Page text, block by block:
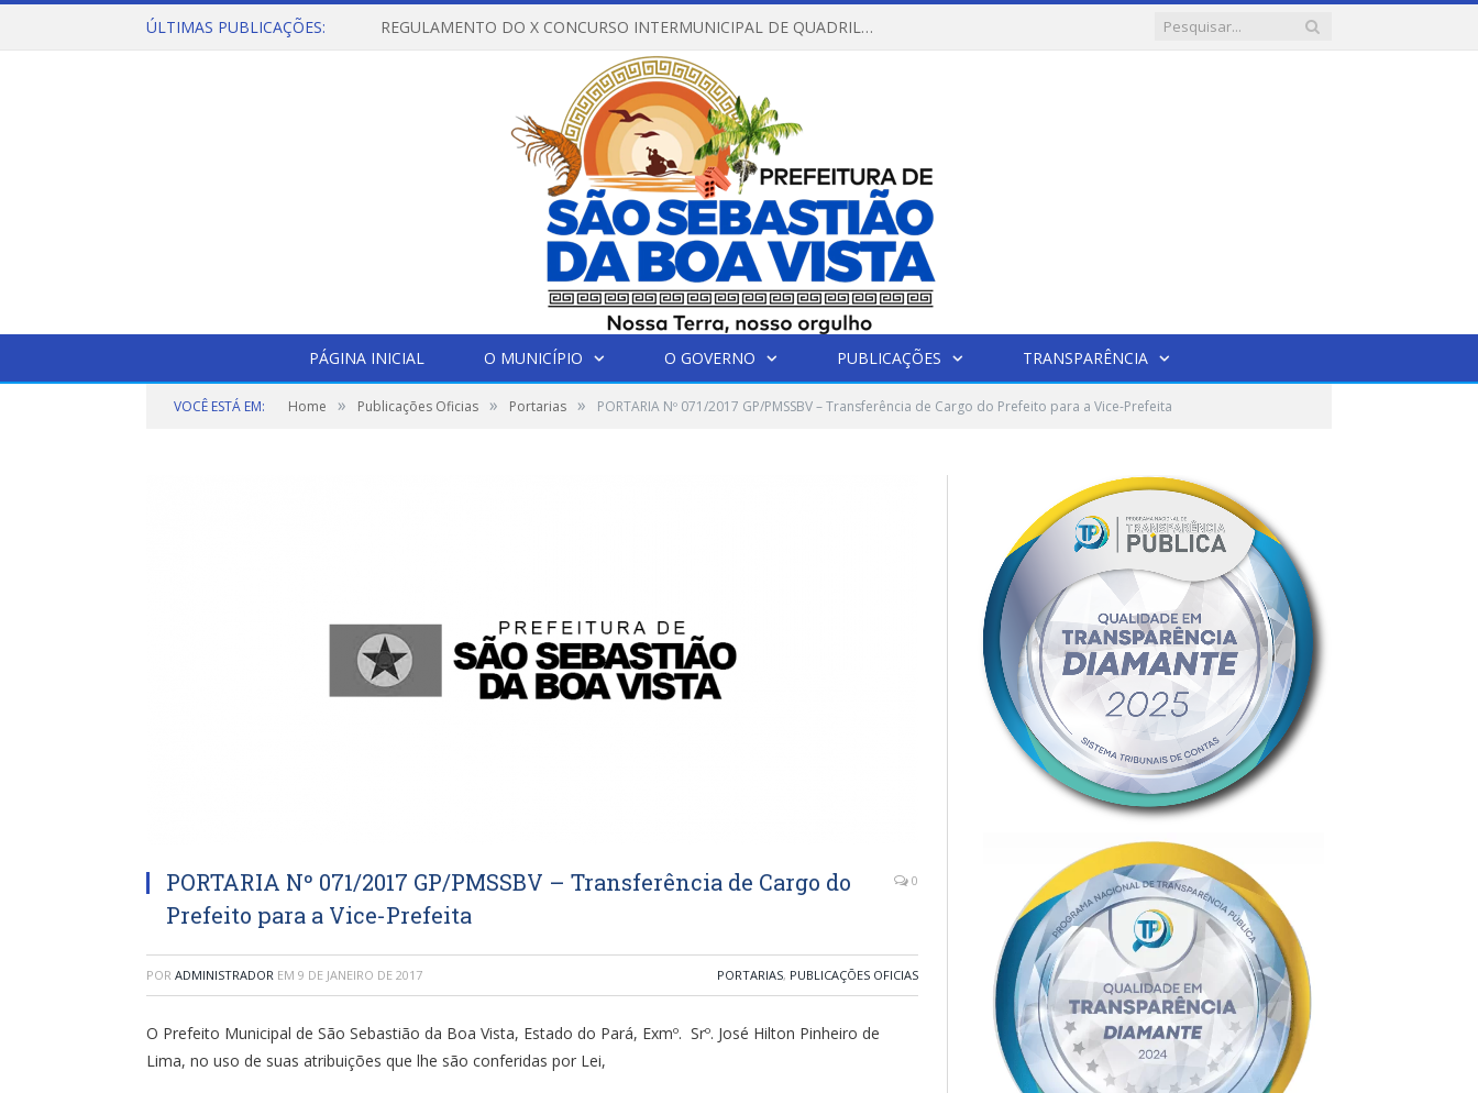
ÚLTIMAS PUBLICAÇÕES: REGULAMENTO DO X CONCURSO INTERMUNICIPAL DE QUADRILHAS JUNINAS – 2026 – ARRAIÁ DA VENEZA
PÁGINA INICIAL O MUNICÍPIO O GOVERNO PUBLICAÇÕES TRANSPARÊNCIA
VOCÊ ESTÁ EM: Home » Publicações Oficias » Portarias » PORTARIA Nº 071/2017 GP/PMSSBV – Transferência de Cargo do Prefeito para a Vice-Prefeita
PORTARIA Nº 071/2017 GP/PMSSBV – Transferência de Cargo do
Prefeito para a Vice-Prefeita
0
POR ADMINISTRADOR EM 9 DE JANEIRO DE 2017 PORTARIAS, PUBLICAÇÕES OFICIAS
O Prefeito Municipal de São Sebastião da Boa Vista, Estado do Pará, Exmº. Srº. José Hilton Pinheiro de
Lima, no uso de suas atribuições que lhe são conferidas por Lei,